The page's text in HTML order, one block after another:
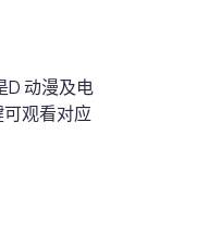
D 动漫及电
观看对应